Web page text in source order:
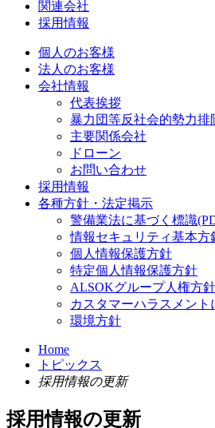
関連会社
採用情報
個人のお客様
法人のお客様
会社情報
代表挨拶
暴力団等反社会的勢力排
主要関係会社
ドローン
お問い合わせ
採用情報
各種方針・法定掲示
警備業法に基づく標識
情報セキュリティ基本方
個人情報保護方針
特定個人情報保護方針
ALSOKグループ人権方針
カスタマーハラスメン
環境方針
Home
トピックス
採用情報の更新
採用情報の更新